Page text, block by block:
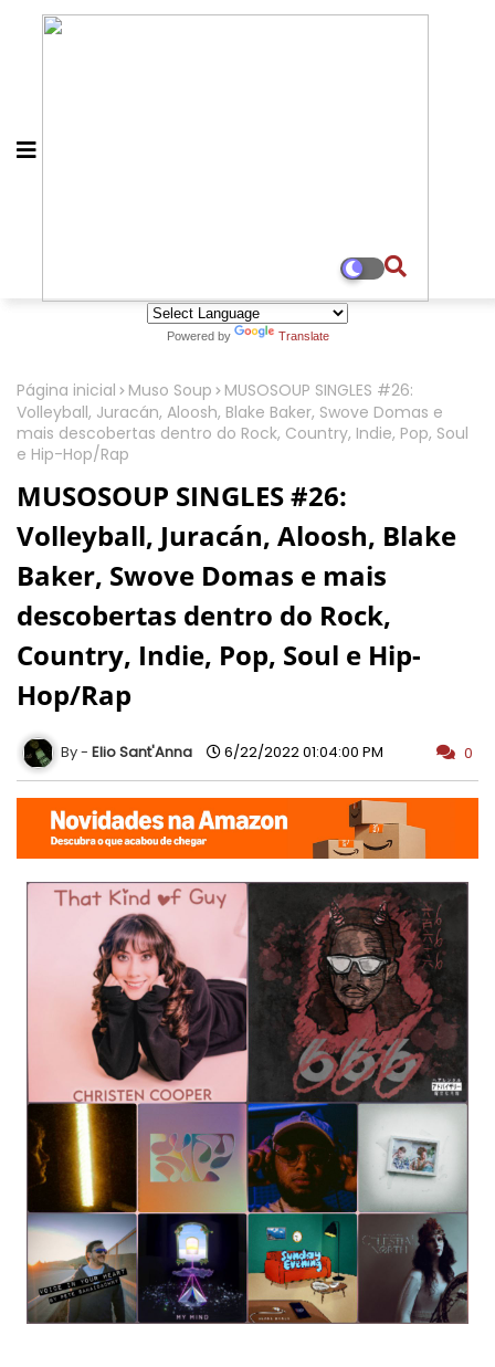
Powered by Translate
Página inicial Muso Soup
MUSOSOUP SINGLES #26:
Volleyball, Juracán, Aloosh, Blake Baker, Swove Domas e
mais descobertas dentro do Rock, Country, Indie, Pop, Soul
e Hip-Hop/Rap
MUSOSOUP SINGLES #26:
Volleyball, Juracán, Aloosh, Blake
Baker, Swove Domas e mais
descobertas dentro do Rock,
Country, Indie, Pop, Soul e Hip-
Hop/Rap
Elio Sant'Anna 6/22/2022 01:04:00 PM 0